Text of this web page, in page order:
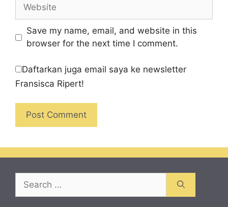
Save my name, email, and website in this
browser for the next time I comment.
Daftarkan juga email saya ke newsletter
Fransisca Ripert!
Search
for: